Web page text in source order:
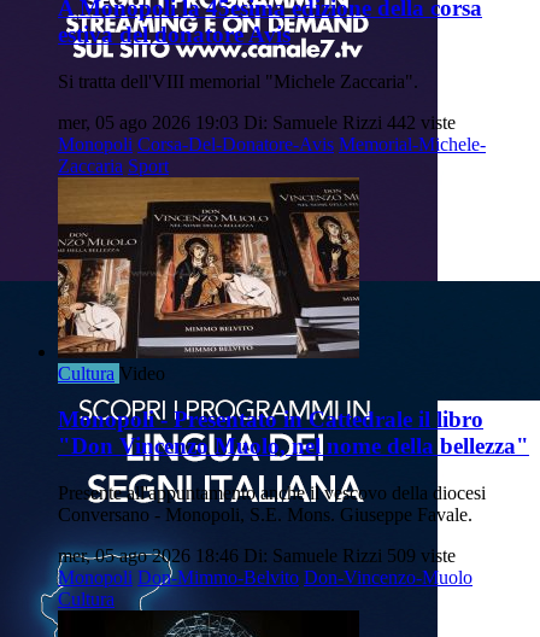
A Monopoli la 45esima edizione della corsa
estiva del donatore Avis
Si tratta dell'VIII memorial "Michele Zaccaria".
mer, 05 ago 2026 19:03 Di: Samuele Rizzi 442 viste
Monopoli Corsa-Del-Donatore-Avis Memorial-Michele-
Zaccaria Sport
Cultura Video
Monopoli - Presentato in Cattedrale il libro
"Don Vincenzo Muolo, nel nome della bellezza"
Presente all'appuntamento anche il vescovo della diocesi
Conversano - Monopoli, S.E. Mons. Giuseppe Favale.
mer, 05 ago 2026 18:46 Di: Samuele Rizzi 509 viste
Monopoli Don-Mimmo-Belvito Don-Vincenzo-Muolo
Cultura